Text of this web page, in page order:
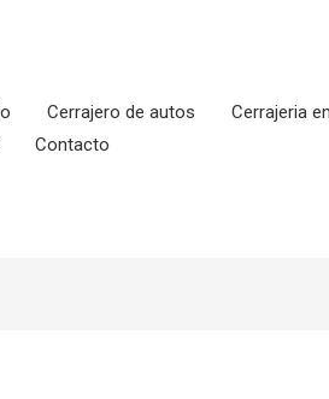
Cerrajero de autos Cerrajeria
Contacto